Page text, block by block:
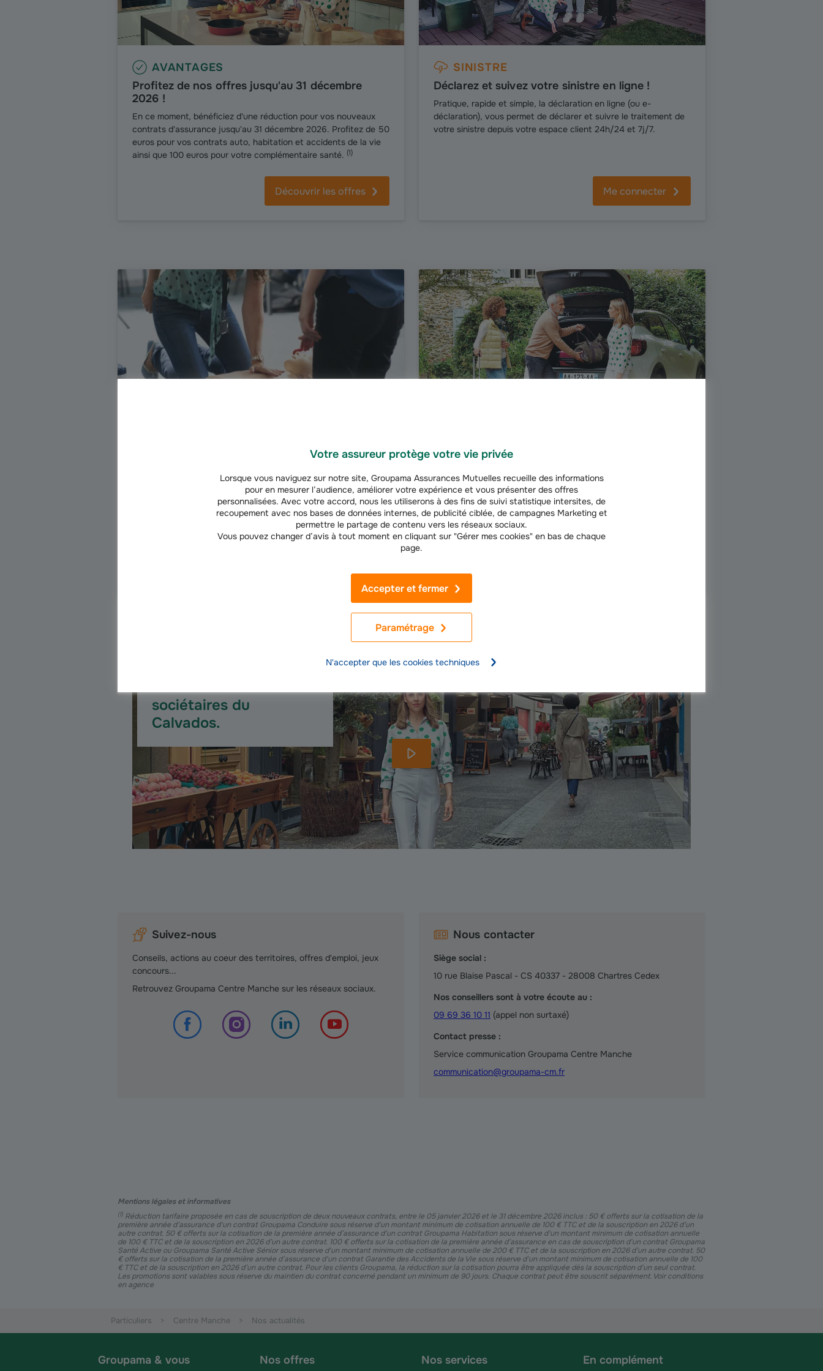
Votre assureur protège votre vie privée
Lorsque vous naviguez sur notre site, Groupama Assurances Mutuelles recueille des informations
pour en mesurer l’audience, améliorer votre expérience et vous présenter des offres
personnalisées. Avec votre accord, nous les utiliserons à des fins de suivi statistique intersites, de
recoupement avec nos bases de données internes, de publicité ciblée, de campagnes Marketing et
permettre le partage de contenu vers les réseaux sociaux.
Vous pouvez changer d’avis à tout moment en cliquant sur "Gérer mes cookies" en bas de chaque
page.
Paramétrage
Accepter et fermer
N'accepter que les cookies techniques
AVANTAGES
Profitez de nos offres jusqu'au 31 décembre
2026 !
En ce moment, bénéficiez d'une réduction pour vos nouveaux
contrats d'assurance jusqu'au 31 décembre 2026. Profitez de 50
euros pour vos contrats auto, habitation et accidents de la vie
ainsi que 100 euros pour votre complémentaire santé. (1)
Découvrir les offres
SINISTRE
Déclarez et suivez votre sinistre en ligne !
Pratique, rapide et simple, la déclaration en ligne (ou e-
déclaration), vous permet de déclarer et suivre le traitement de
votre sinistre depuis votre espace client 24h/24 et 7j/7.
Me connecter
Découvrez le programme les Gestes Qui Sauvent
Un accident peut arriver n’importe quand, alors on doit pouvoir
compter sur n’importe qui. Groupama lance un programme pour
former gratuitement le plus grand nombre aux gestes de
Offre petit rouleur
Vous roulez moins de 8 000 km par an ? Profitez dès maintenant
de notre offre petit rouleur et réalisez des économies sur votre
assurance auto.
À la rencontre de nos
sociétaires du
Calvados.
Suivez-nous
Conseils, actions au coeur des territoires, offres d'emploi, jeux
concours...
Retrouvez Groupama Centre Manche sur les réseaux sociaux.
Nous contacter
Siège social :
10 rue Blaise Pascal - CS 40337 - 28008 Chartres Cedex
Nos conseillers sont à votre écoute au :
09 69 36 10 11 (appel non surtaxé)
Contact presse :
Service communication Groupama Centre Manche
communication@groupama-cm.fr
Mentions légales et informatives
(1) Réduction tarifaire proposée en cas de souscription de deux nouveaux contrats, entre le 05 janvier 2026 et le 31 décembre 2026 inclus : 50 € offerts sur la cotisation de la
première année d’assurance d'un contrat Groupama Conduire sous réserve d'un montant minimum de cotisation annuelle de 100 € TTC et de la souscription en 2026 d’un
autre contrat. 50 € offerts sur la cotisation de la première année d’assurance d'un contrat Groupama Habitation sous réserve d'un montant minimum de cotisation annuelle
de 100 € TTC et de la souscription en 2026 d’un autre contrat. 100 € offerts sur la cotisation de la première année d’assurance en cas de souscription d'un contrat Groupama
Santé Active ou Groupama Santé Active Sénior sous réserve d'un montant minimum de cotisation annuelle de 200 € TTC et de la souscription en 2026 d’un autre contrat. 50
€ offerts sur la cotisation de la première année d’assurance d'un contrat Garantie des Accidents de la Vie sous réserve d'un montant minimum de cotisation annuelle de 100
€ TTC et de la souscription en 2026 d’un autre contrat. Pour les clients Groupama, la réduction sur la cotisation pourra être appliquée dès la souscription d'un seul contrat.
Les promotions sont valables sous réserve du maintien du contrat concerné pendant un minimum de 90 jours. Chaque contrat peut être souscrit séparément. Voir conditions
en agence
Particuliers Centre Manche Nos actualités
Groupama & vous Nos offres Nos services En complément